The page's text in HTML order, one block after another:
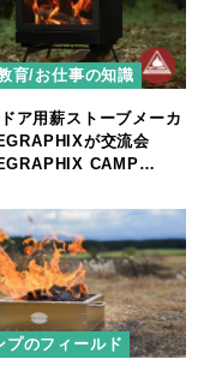
育/お仕事の知識
ア用薪ストーブメーカ
が交流会
CAMP
プのフィールド